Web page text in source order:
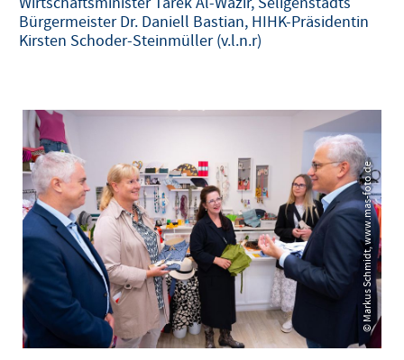
Bürgermeister Dr. Daniell Bastian, HIHK-Präsidentin
Kirsten Schoder-Steinmüller (v.l.n.r)
© Markus Schmidt, www.mas-foto.de